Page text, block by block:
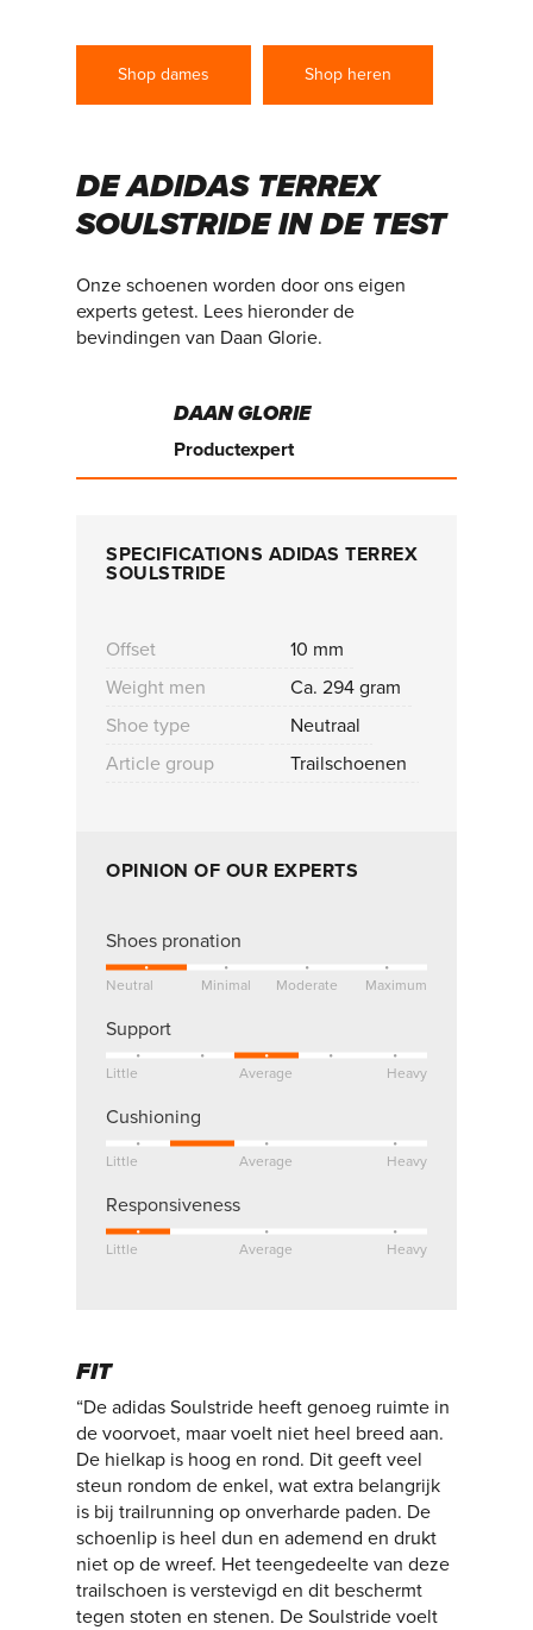
Shop dames Shop heren
DE ADIDAS TERREX
SOULSTRIDE IN DE TEST
Onze schoenen worden door ons eigen
experts getest. Lees hieronder de
bevindingen van Daan Glorie.
DAAN GLORIE
Productexpert
SPECIFICATIONS ADIDAS TERREX
SOULSTRIDE
Offset
10 mm
Weight men
Ca. 294 gram
Shoe type
Neutraal
Article group
Trailschoenen
OPINION OF OUR EXPERTS
Shoes pronation
Neutral Minimal Moderate Maximum
Support
Little Average Heavy
Cushioning
Little Average Heavy
Responsiveness
Little Average Heavy
FIT
“De adidas Soulstride heeft genoeg ruimte in
de voorvoet, maar voelt niet heel breed aan.
De hielkap is hoog en rond. Dit geeft veel
steun rondom de enkel, wat extra belangrijk
is bij trailrunning op onverharde paden. De
schoenlip is heel dun en ademend en drukt
niet op de wreef. Het teengedeelte van deze
trailschoen is verstevigd en dit beschermt
tegen stoten en stenen. De Soulstride voelt